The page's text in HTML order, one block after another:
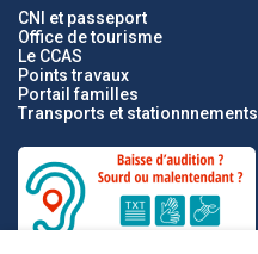
CNI et passeport
Office de tourisme
Le CCAS
Points travaux
Portail familles
Transports et stationnnements